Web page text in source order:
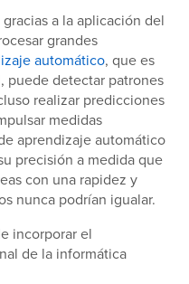
a la aplicación del
grandes
automático, que es
puede detectar patrones
realizar predicciones
medidas
aprendizaje automático
precisión a medida que
con una rapidez y
nunca podrían igualar.
incorporar el
de la informática